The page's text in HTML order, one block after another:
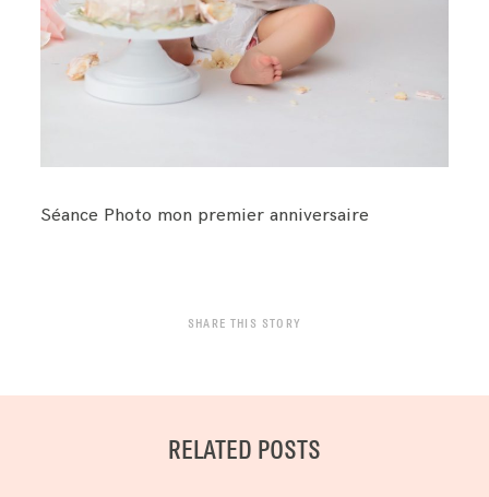
Séance Photo mon premier anniversaire
SHARE THIS STORY
RELATED POSTS